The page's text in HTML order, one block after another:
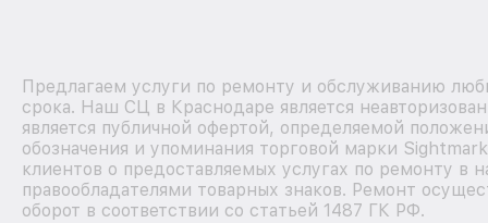
Предлагаем услуги по ремонту и обслуживанию
срока. Наш СЦ в Краснодаре является
является публичной офертой, определяемой
обозначения и упоминания торговой марки
клиентов о предоставляемых услугах по ремонту в
правообладателями товарных знаков. Ремонт
оборот в соответствии со статьей 1487 ГК РФ.